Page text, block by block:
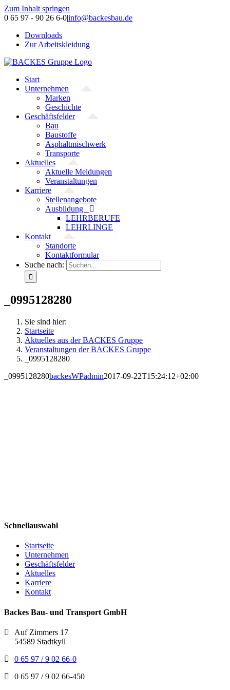
Zum Inhalt springen
0 65 97 - 90 26 6-0|info@backesbau.de
Downloads
Zur Arbeitskleidung
Start
Unternehmen
Marken
Geschichte
Geschäftsfelder
Bau
Baustoffe
Asphaltmischwerk
Transporte
Aktuelles
Aktuelle Meldungen
Veranstaltungen
Karriere
Stellenangebote
Ausbildung
LEHRBERUFE
LEHRLINGE
Kontakt
Standorte
Kontaktformular
Suche nach:
_0995128280
Sie sind hier:
Startseite
Aktuelles aus der BACKES Gruppe
Veranstaltungen der BACKES Gruppe
_0995128280
_0995128280backesWPadmin2017-09-22T15:24:12+02:00
Schnellauswahl
Startseite
Unternehmen
Geschäftsfelder
Aktuelles
Karriere
Kontakt
Backes Bau- und Transport GmbH
Auf Zimmers 17
54589 Stadtkyll
0 65 97 / 9 02 66-0
0 65 97 / 9 02 66-450